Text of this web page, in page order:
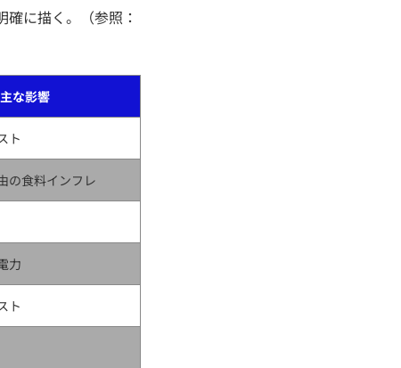
に描く。（参照：
主な影響
ト
の食料インフレ
力
ト